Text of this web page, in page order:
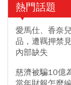
熱門話題
愛馬仕、香奈
品，遭羈押禁
內部缺失
慈濟被騙10億